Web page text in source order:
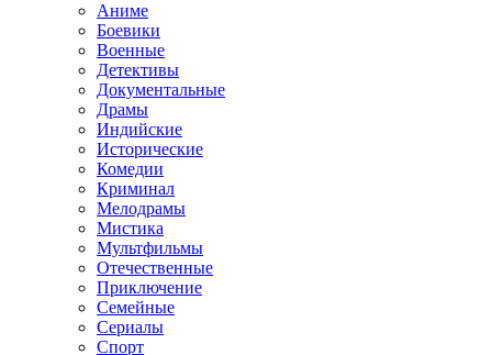
Аниме
Боевики
Военные
Детективы
Документальные
Драмы
Индийские
Исторические
Комедии
Криминал
Мелодрамы
Мистика
Мультфильмы
Отечественные
Приключение
Семейные
Сериалы
Спорт